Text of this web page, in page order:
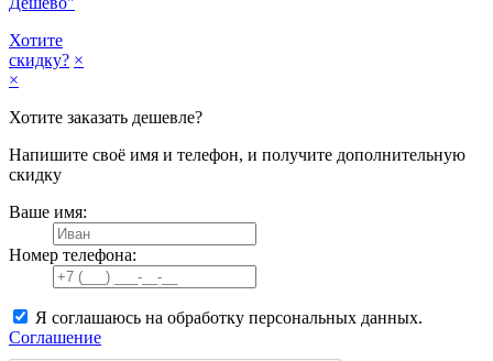
Хотите
скидку? ×
×
Хотите заказать дешевле?
Напишите своё имя и телефон, и получите дополнительную
скидку
Ваше имя:
Номер телефона:
Я соглашаюсь на обработку персональных данных.
Соглашение